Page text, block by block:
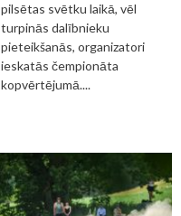
pilsētas svētku laikā, vēl
turpinās dalībnieku
pieteikšanās, organizatori
ieskatās čempionāta
kopvērtējumā....